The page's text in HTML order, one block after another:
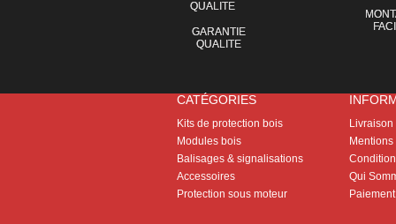
GARANTIE
QUALITE
CATÉGORIES
Kits de protection bois
Modules bois
Balisages & signalisations
Accessoires
Protection sous moteur
Livraison
Qui